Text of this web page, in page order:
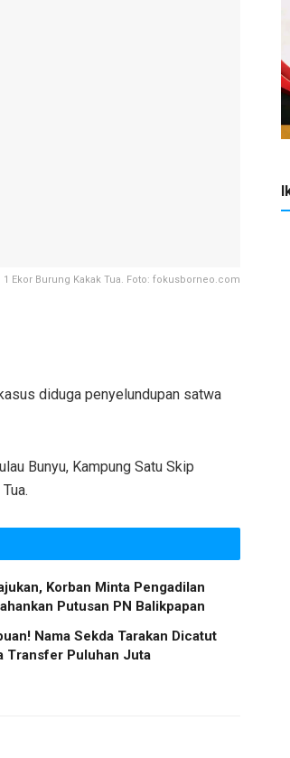
Ekor Burung Kakak Tua. Foto: fokusborneo.com
diduga penyelundupan satwa
Bunyu, Kampung Satu Skip
Korban Minta Pengadilan
Putusan PN Balikpapan
Nama Sekda Tarakan Dicatut
Transfer Puluhan Juta